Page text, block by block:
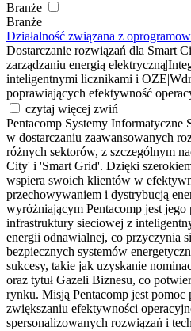
Branże
Branże
Działalność związana z
Dostarczanie rozwiązań dla Smart
zarządzaniu energią elektryczną
inteligentnymi licznikami i OZE
poprawiających efektywność
czytaj więcej zwiń
Pentacomp Systemy Informatyczne
w dostarczaniu zaawansowanych
różnych sektorów, z szczególnym
City' i 'Smart Grid'. Dzięki
wspiera swoich klientów w
przechowywaniem i dystrybucją
wyróżniającym Pentacomp jest
infrastruktury sieciowej z
energii odnawialnej, co przyczynia
bezpiecznych systemów
sukcesy, takie jak uzyskanie
oraz tytuł Gazeli Biznesu, co
rynku. Misją Pentacomp jest pomoc
zwiększaniu efektywności
spersonalizowanych rozwiązań i